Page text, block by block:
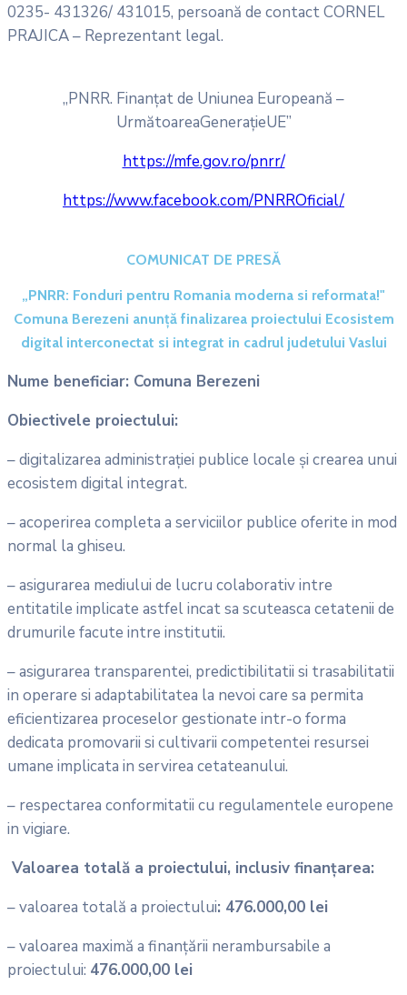
0235- 431326/ 431015, persoană de contact CORNEL
PRAJICA – Reprezentant legal.
„PNRR. Finanțat de Uniunea Europeană –
UrmătoareaGenerațieUE”
https://mfe.gov.ro/pnrr/
https://www.facebook.com/PNRROficial/
COMUNICAT DE PRESĂ
„PNRR: Fonduri pentru Romania moderna si reformata!"
Comuna Berezeni anunţă finalizarea proiectului Ecosistem
digital interconectat si integrat in cadrul judetului Vaslui
Nume beneficiar: Comuna Berezeni
Obiectivele proiectului:
– digitalizarea administrației publice locale și crearea unui
ecosistem digital integrat.
– acoperirea completa a serviciilor publice oferite in mod
normal la ghiseu.
– asigurarea mediului de lucru colaborativ intre
entitatile implicate astfel incat sa scuteasca cetatenii de
drumurile facute intre institutii.
– asigurarea transparentei, predictibilitatii si trasabilitatii
in operare si adaptabilitatea la nevoi care sa permita
eficientizarea proceselor gestionate intr-o forma
dedicata promovarii si cultivarii competentei resursei
umane implicata in servirea cetateanului.
– respectarea conformitatii cu regulamentele europene
in vigiare.
Valoarea totală a proiectului, inclusiv finanțarea:
– valoarea totală a proiectului: 476.000,00 lei
– valoarea maximă a finanțării nerambursabile a
proiectului: 476.000,00 lei